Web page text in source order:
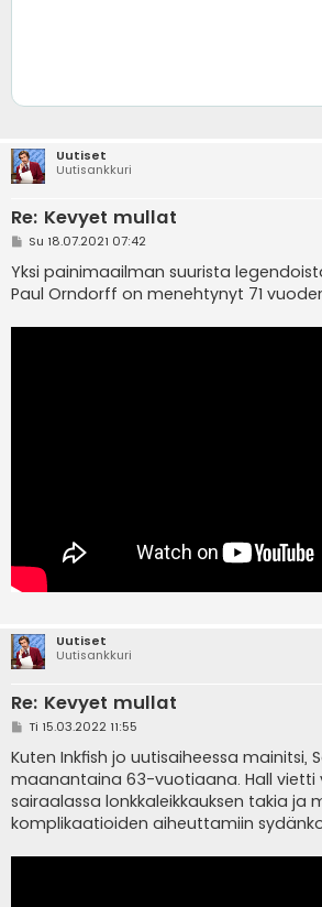
Uutiset
Uutisankkuri
Re: Kevyet mullat
V
e
s
t
Su 18.07.2021 07:42
Yksi painimaailman suurista
Paul Orndorff on menehtynyt 71
Uutiset
Uutisankkuri
Re: Kevyet mullat
V
e
s
t
i
Ti 15.03.2022 11:55
Kuten Inkfish jo uutisaiheessa mainitsi,
maanantaina 63-vuotiaana. Hall vietti
sairaalassa lonkkaleikkauksen takia ja
komplikaatioiden aiheuttamiin